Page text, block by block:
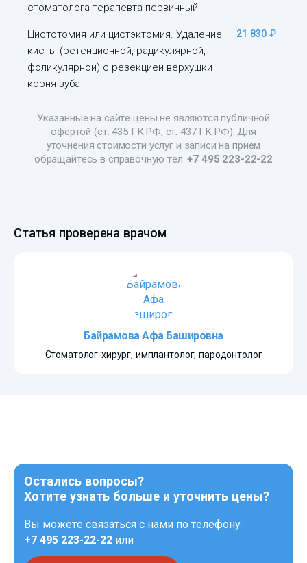
стоматолога-терапевта первичный
Цистотомия или цистэктомия. Удаление
кисты (ретенционной, радикулярной,
фоликулярной) с резекцией верхушки
корня зуба
21 830 ₽
Указанные на сайте цены не являются публичной
офертой (ст. 435 ГК РФ, ст. 437 ГК РФ). Для
уточнения стоимости услуг и записи на прием
обращайтесь в справочную тел.+7 495 223-22-22
Статья проверена врачом
Байрамова Афа Башировна
Стоматолог-хирург, имплантолог, пародонтолог
Остались вопросы?
Хотите узнать больше и уточнить цены?
Вы можете связаться с нами по телефону
+7 495 223-22-22 или